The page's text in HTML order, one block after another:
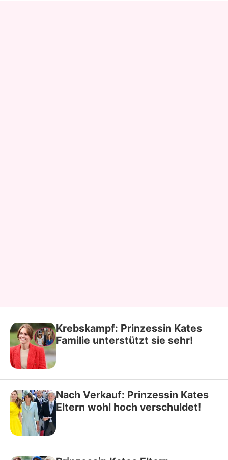
Krebskampf: Prinzessin Kates
Familie unterstützt sie sehr!
Nach Verkauf: Prinzessin Kates
Eltern wohl hoch verschuldet!